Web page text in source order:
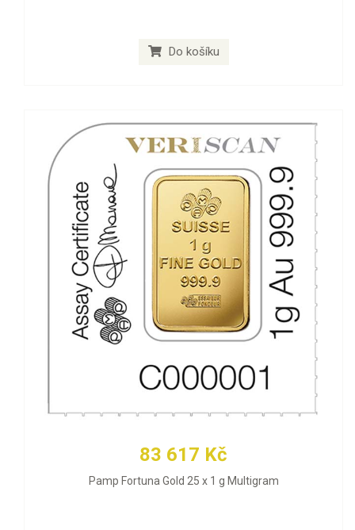
Do košíku
83 617 Kč
Pamp Fortuna Gold 25 x 1 g Multigram